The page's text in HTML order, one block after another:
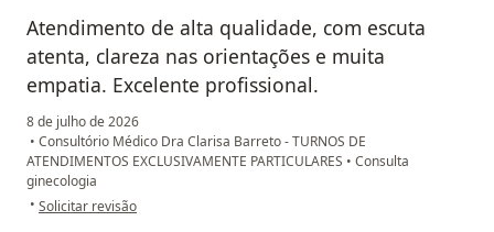
Atendimento de alta qualidade, com escuta
atenta, clareza nas orientações e muita
empatia. Excelente profissional.
8 de julho de 2026
• Consultório Médico Dra Clarisa Barreto - TURNOS DE
ATENDIMENTOS EXCLUSIVAMENTE PARTICULARES • Consulta
ginecologia
• na opinião do utilizador Aline Barros
Solicitar revisão